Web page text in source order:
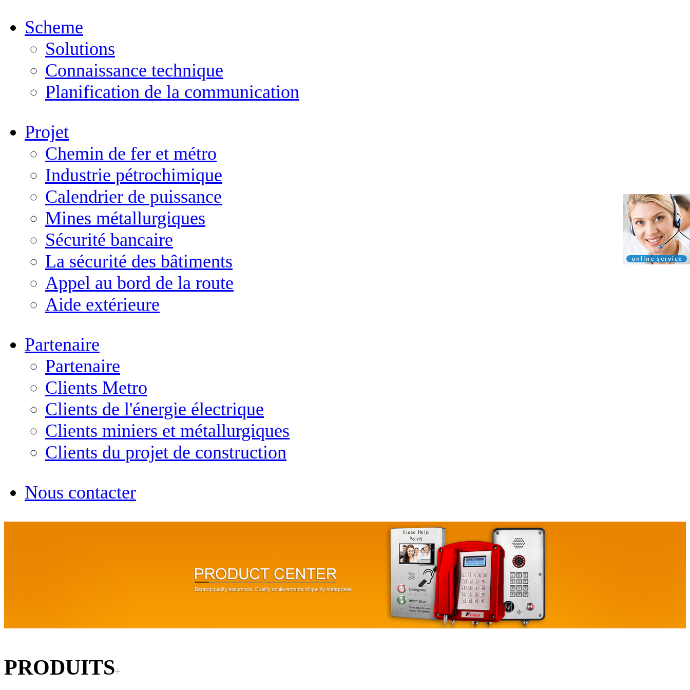
Scheme
Solutions
Connaissance technique
Planification de la communication
Projet
Chemin de fer et métro
Industrie pétrochimique
Calendrier de puissance
Mines métallurgiques
Sécurité bancaire
La sécurité des bâtiments
Appel au bord de la route
Aide extérieure
Partenaire
Partenaire
Clients Metro
Clients de l'énergie électrique
Clients miniers et métallurgiques
Clients du projet de construction
Nous contacter
PRODUITS